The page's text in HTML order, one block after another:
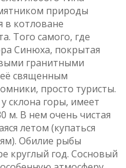
природы
в котловане
Того самого, где
Синюха, покрытая
гранитными
священным
просто туристы.
склона горы, имеет
м. В нем очень чистая
летом (купаться
Обилие рыбы
круглый год. Сосновый